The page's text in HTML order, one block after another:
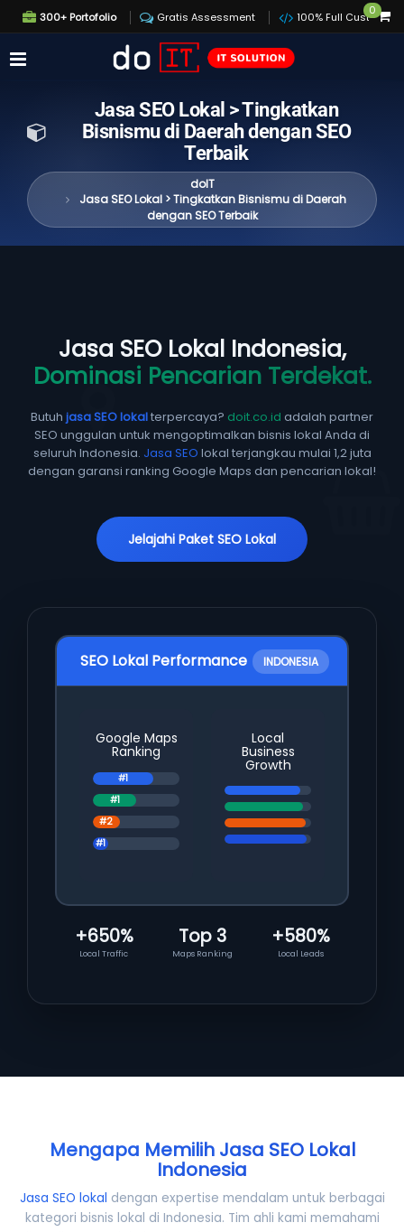
300+ Portofolio Gratis Assessment 100% Full Custom
0
Jasa SEO Lokal > Tingkatkan
Bisnismu di Daerah dengan SEO
Terbaik
doIT
Jasa SEO Lokal > Tingkatkan Bisnismu di Daerah
dengan SEO Terbaik
Jasa SEO Lokal Indonesia,
Dominasi Pencarian Terdekat.
Butuh jasa SEO lokalterpercaya? doit.co.id adalah partner
SEO unggulan untuk mengoptimalkan bisnis lokal Anda di
seluruh Indonesia. Jasa SEO lokal terjangkau mulai 1,2 juta
dengan garansi ranking Google Maps dan pencarian lokal!
Jelajahi Paket SEO Lokal
SEO Lokal Performance INDONESIA
Google Maps
Ranking
#1
#2
Local
Business
Growth
+650%
Local Traffic
Top 3
Maps Ranking
+580%
Local Leads
Mengapa Memilih Jasa SEO Lokal
Indonesia
Jasa SEO lokal dengan expertise mendalam untuk berbagai
kategori bisnis lokal di Indonesia. Tim ahli kami memahami